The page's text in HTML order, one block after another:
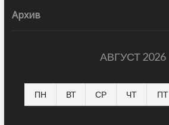
Архив
АВГУСТ 2026
ПН ВТ СР ЧТ ПТ